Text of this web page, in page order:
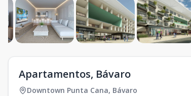
Apartamentos, Bávaro
Downtown Punta Cana, Bávaro